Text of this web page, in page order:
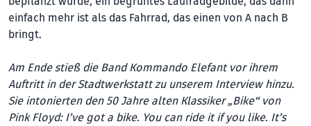
einfach mehr ist als das Fahrrad, das einen von A nach B
bringt.
Am Ende stieß die Band Kommando Elefant vor ihrem
Auftritt in der Stadtwerkstatt zu unserem Interview hinzu.
Sie intonierten den 50 Jahre alten Klassiker „Bike“ von
Pink Floyd: I’ve got a bike. You can ride it if you like. It’s